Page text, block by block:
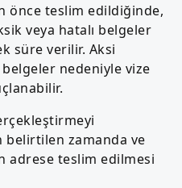
önce teslim edildiğinde,
veya hatalı belgeler
süre verilir. Aksi
nedeniyle vize
belirtilen zamanda ve
adrese teslim edilmesi